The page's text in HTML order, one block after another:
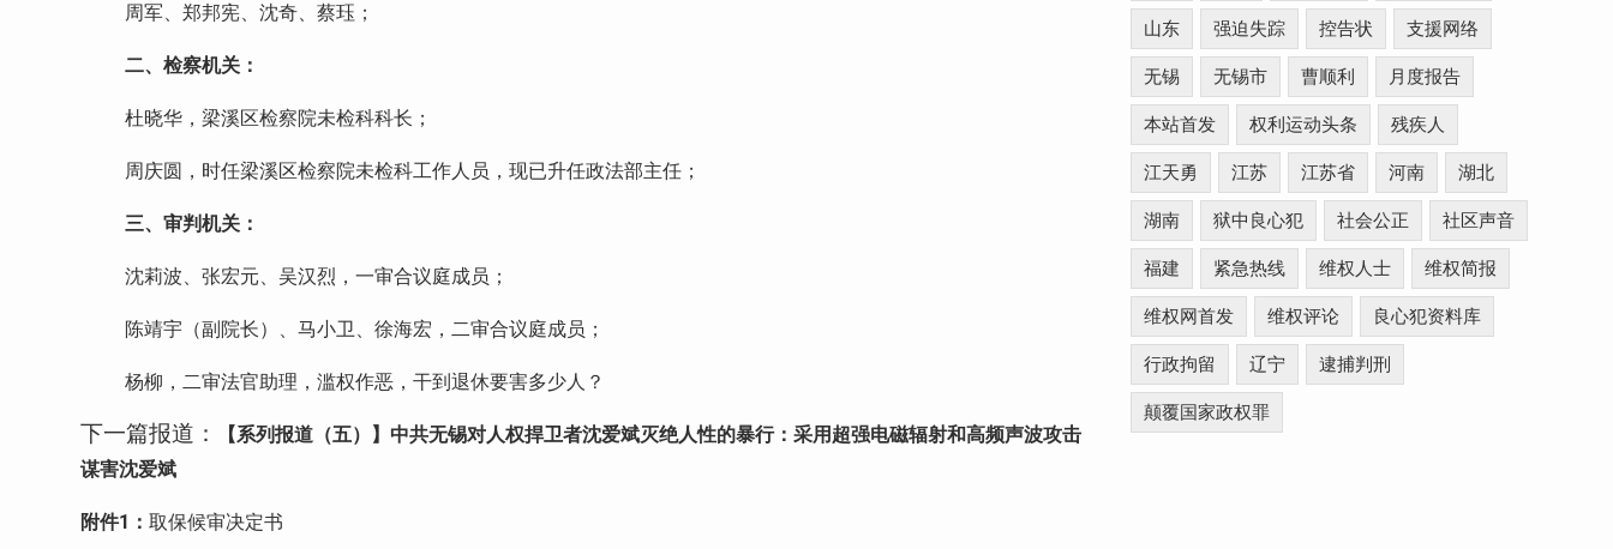
周军、郑邦宪、沈奇、蔡珏；
二、检察机关：
杜晓华，梁溪区检察院未检科科长；
周庆圆，时任梁溪区检察院未检科工作人员，现已升任政法部主任；
三、审判机关：
沈莉波、张宏元、吴汉烈，一审合议庭成员；
陈靖宇（副院长）、马小卫、徐海宏，二审合议庭成员；
杨柳，二审法官助理，滥权作恶，干到退休要害多少人？
下一篇报道：
【系列报道（五）】中共无锡对人权捍卫者沈爱斌灭绝人性的暴行：采用超强电磁辐射和高频声波攻击
谋害沈爱斌
附件1 ： 取保候审决定书
山东 强迫失踪 控告状 支援网络
无锡 无锡市 曹顺利 月度报告
本站首发 权利运动头条 残疾人
江天勇 江苏 江苏省 河南 湖北
湖南 狱中良心犯 社会公正 社区声音
福建 紧急热线 维权人士 维权简报
维权网首发 维权评论 良心犯资料库
行政拘留 辽宁 逮捕判刑
颠覆国家政权罪